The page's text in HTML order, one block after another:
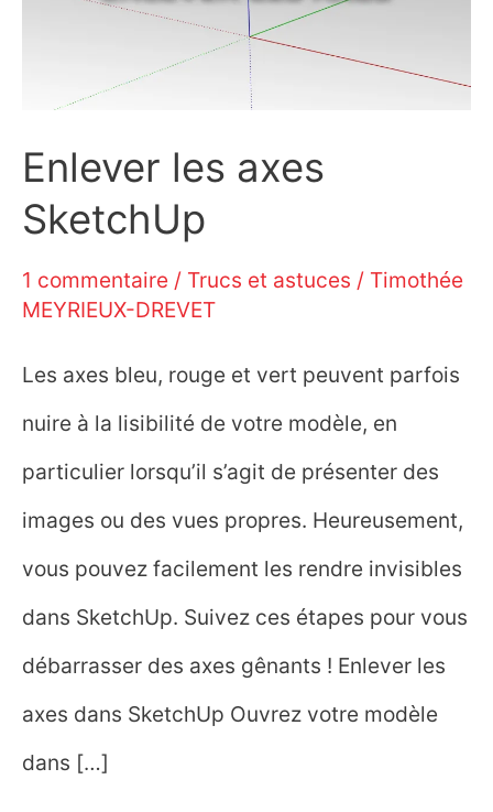
Enlever les axes
SketchUp
1 commentaire / Trucs et astuces / Timothée
MEYRIEUX-DREVET
Les axes bleu, rouge et vert peuvent parfois
nuire à la lisibilité de votre modèle, en
particulier lorsqu’il s’agit de présenter des
images ou des vues propres. Heureusement,
vous pouvez facilement les rendre invisibles
dans SketchUp. Suivez ces étapes pour vous
débarrasser des axes gênants ! Enlever les
axes dans SketchUp Ouvrez votre modèle
dans […]